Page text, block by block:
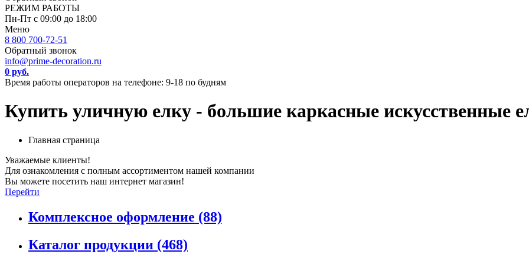
РЕЖИМ РАБОТЫ
Пн-Пт с 09:00 до 18:00
Меню
8 800 700-72-51
Обратный звонок
info@prime-decoration.ru
0 руб.
Время работы операторов на телефоне: 9-18 по будням
Купить уличную елку - большие каркасные искусственные
Главная страница
Уважаемые клиенты!
Для ознакомления с полным ассортиментом нашей компании
Вы можете посетить наш интернет магазин!
Перейти
Комплексное оформление (88)
Каталог продукции (468)